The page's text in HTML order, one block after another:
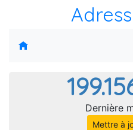
Dernière
Mettre à